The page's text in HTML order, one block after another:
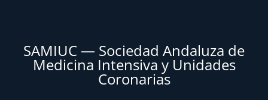
SAMIUC — Sociedad Andaluza de
Medicina Intensiva y Unidades
Coronarias